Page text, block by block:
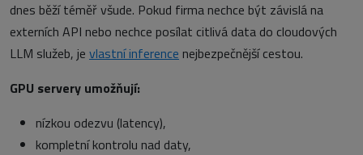
dnes běží téměř všude. Pokud firma nechce být závislá na
externích API nebo nechce posílat citlivá data do cloudových
LLM služeb, je vlastní inference nejbezpečnější cestou.
GPU servery umožňují:
nízkou odezvu (latency),
kompletní kontrolu nad daty,